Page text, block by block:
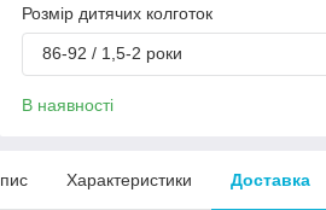
Розмір дитячих колготок
86-92 / 1,5-2 роки
В наявності
Характеристики Доставка